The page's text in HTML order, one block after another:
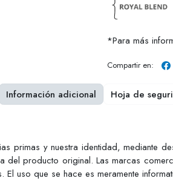
*Para más
Compartir en:
primas y nuestra identidad,
del producto original. Las marcas
uso que se hace es meramente
Información adicional Hoja de